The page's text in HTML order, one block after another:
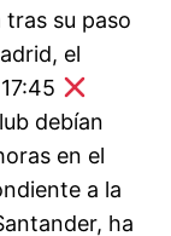
tras su paso
el
debían
en el
a la
ha